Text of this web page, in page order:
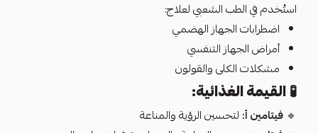
استُخدم في الطب الشعبي لعلاج:
اضطرابات الجهاز الهضمي
أمراض الجهاز التنفسي
مشكلات الكلى والقولون
🧪القيمة الغذائية:
🔹 فيتامين أ: لتحسين الرؤية والمناعة